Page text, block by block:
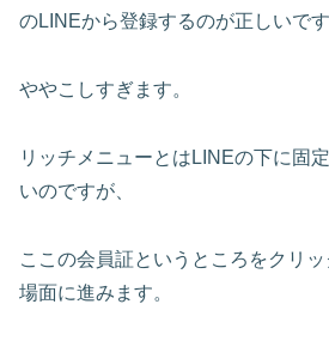
のLINEから登録するのが正しいです
ややこしすぎます。
リッチメニューとはLINEの下に固
いのですが、
ここの会員証というところをクリ
場面に進みます。